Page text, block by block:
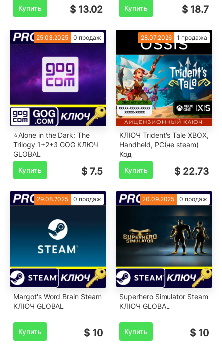
Купить $ 13.02
Купить
$ 18.7
25.03.2025 0 продаж
⭐Alone in the Dark: The
Trilogy 1+2+3 GOG КЛЮЧ
GLOBAL
Купить
$ 7.5
28.07.2026 1 продажа
КЛЮЧ Trident's Tale XBOX,
Handheld, PC(не steam)
Код
Купить
$ 22.73
29.08.2025 0 продаж
Margot's Word Brain Steam
КЛЮЧ GLOBAL
Купить $ 10
20.09.2025 0 продаж
Superhero Simulator Steam
КЛЮЧ GLOBAL
Купить $ 10